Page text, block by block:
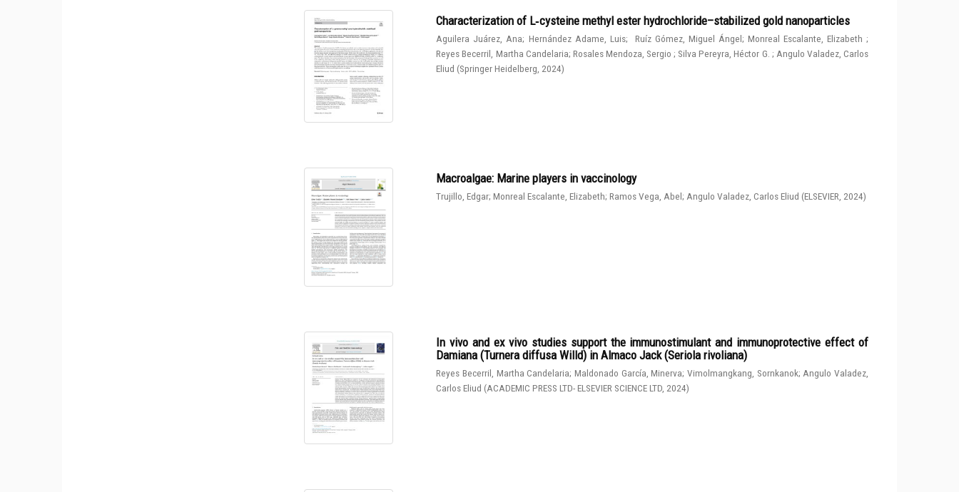
Characterization of L‑cysteine methyl ester hydrochloride–stabilized gold nanoparticles
Aguilera Juárez, Ana; Hernández Adame, Luis; Ruíz Gómez, Miguel Ángel; Monreal Escalante, Elizabeth;
Reyes Becerril, Martha Candelaria; Rosales Mendoza, Sergio; Silva Pereyra, Héctor G. ; Angulo Valadez, Carlos
Eliud (Springer Heidelberg, 2024)
Macroalgae: Marine players in vaccinology
Trujillo, Edgar;Monreal Escalante, Elizabeth;Ramos Vega, Abel;Angulo Valadez, Carlos Eliud (ELSEVIER, 2024)
In vivo and ex vivo studies support the immunostimulant and immunoprotective effect of
Damiana (Turnera diffusa Willd) in Almaco Jack (Seriola rivoliana)
Reyes Becerril, Martha Candelaria;Maldonado García, Minerva;Vimolmangkang, Sornkanok; Angulo Valadez,
Carlos Eliud (ACADEMIC PRESS LTD- ELSEVIER SCIENCE LTD 2024)